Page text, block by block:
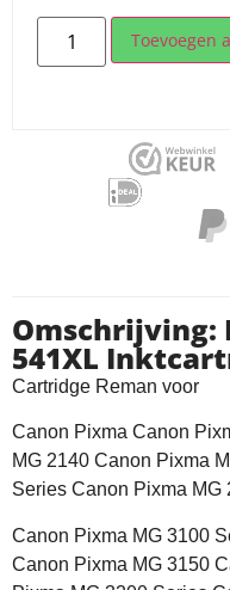
Toevoegen
Omschrijving:
541XL
Cartridge Reman voor
Canon Pixma Canon
MG 2140 Canon Pixma
Series Canon Pixma
Canon Pixma MG 3100
Canon Pixma MG 3150